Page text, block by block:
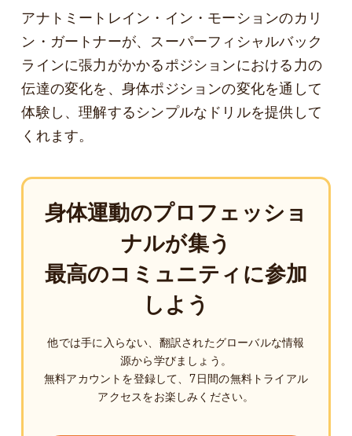
アナトミートレイン・イン・モーションのカリ
ン・ガートナーが、スーパーフィシャルバック
ラインに張力がかかるポジションにおける力の
伝達の変化を、身体ポジションの変化を通して
体験し、理解するシンプルなドリルを提供して
くれます。
身体運動のプロフェッショ
ナルが集う
最高のコミュニティに参加
しよう
他では手に入らない、翻訳されたグローバルな情報
源から学びましょう。
無料アカウントを登録して、7日間の無料トライアル
アクセスをお楽しみください。